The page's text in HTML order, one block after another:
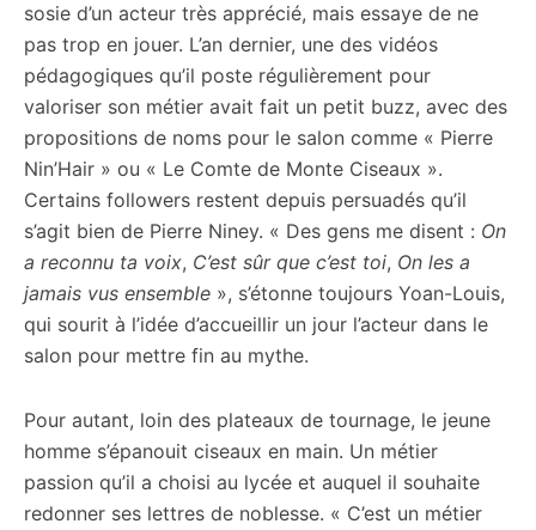
sosie d’un acteur très apprécié, mais essaye de ne
pas trop en jouer. L’an dernier, une des vidéos
pédagogiques qu’il poste régulièrement pour
valoriser son métier avait fait un petit buzz, avec des
propositions de noms pour le salon comme « Pierre
Nin’Hair » ou « Le Comte de Monte Ciseaux ».
Certains followers restent depuis persuadés qu’il
s’agit bien de Pierre Niney. « Des gens me disent : On
a reconnu ta voix, C’est sûr que c’est toi, On les a
jamais vus ensemble », s’étonne toujours Yoan-Louis,
qui sourit à l’idée d’accueillir un jour l’acteur dans le
salon pour mettre fin au mythe.
Pour autant, loin des plateaux de tournage, le jeune
homme s’épanouit ciseaux en main. Un métier
passion qu’il a choisi au lycée et auquel il souhaite
redonner ses lettres de noblesse. « C’est un métier